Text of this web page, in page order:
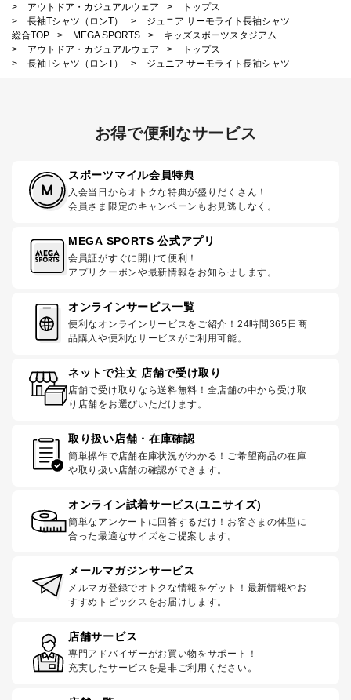
>
アウトドア・カジュアルウェア >
トップス
>
長袖Tシャツ（ロンT） >
ジュニア サーモライト長袖シャツ
総合TOP
> MEGA SPORTS >
キッズスポーツスタジアム
>
アウトドア・カジュアルウェア >
トップス
>
長袖Tシャツ（ロンT） > ジュニア サーモライト長袖シャツ
お得で便利なサービス
スポーツマイル会員特典
入会当日からオトクな特典が盛りだくさん！
会員さま限定のキャンペーンもお見逃しなく。
MEGA SPORTS 公式アプリ
会員証がすぐに開けて便利！
アプリクーポンや最新情報をお知らせします。
オンラインサービス一覧
便利なオンラインサービスをご紹介！24時間365日商
品購入や便利なサービスがご利用可能。
ネットで注文 店舗で受け取り
店舗で受け取りなら送料無料！全店舗の中から受け取
り店舗をお選びいただけます。
取り扱い店舗・在庫確認
簡単操作で店舗在庫状況がわかる！ご希望商品の在庫
や取り扱い店舗の確認ができます。
オンライン試着サービス(ユニサイズ)
簡単なアンケートに回答するだけ！お客さまの体型に
合った最適なサイズをご提案します。
メールマガジンサービス
メルマガ登録でオトクな情報をゲット！最新情報やお
すすめトピックスをお届けします。
店舗サービス
専門アドバイザーがお買い物をサポート！
充実したサービスを是非ご利用ください。